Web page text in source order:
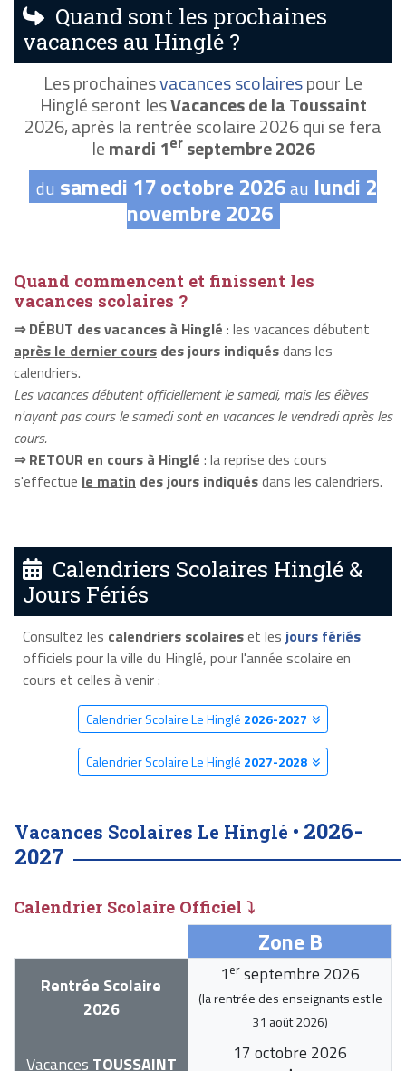
Quand sont les prochaines
vacances au Hinglé ?
Les prochainesvacances scolairespour Le
Hinglé seront lesVacances de la Toussaint
2026, après la rentrée scolaire 2026 qui se fera
lemardi 1erseptembre 2026
du samedi 17 octobre 2026au lundi 2
novembre 2026
Quand commencent et finissent les
vacances scolaires ?
⇒ DÉBUT des vacances à Hinglé : les vacances débutent
après le dernier cours des jours indiquésdans les
calendriers.
Les vacances débutent officiellement le samedi, mais les élèves
n'ayant pas cours le samedi sont en vacances le vendredi après les
cours.
⇒ RETOUR en cours à Hinglé : la reprise des cours
s'effectue le matin des jours indiquésdans les calendriers.
Calendriers Scolaires Hinglé &
Jours Fériés
Consultez les calendriers scolaireset les jours fériés
officiels pour la ville du Hinglé, pour l'année scolaire en
cours et celles à venir :
Calendrier Scolaire Le Hinglé 2026-2027
Calendrier Scolaire Le Hinglé 2027-2028
Vacances Scolaires Le Hinglé • 2026-
2027
Calendrier Scolaire Officiel ⤵
Zone B
Rentrée Scolaire
2026
1 er septembre 2026
(la rentrée des enseignants est le
31 août 2026)
Vacances TOUSSAINT 17 octobre 2026